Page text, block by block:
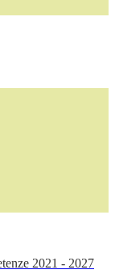
2021 - 2027